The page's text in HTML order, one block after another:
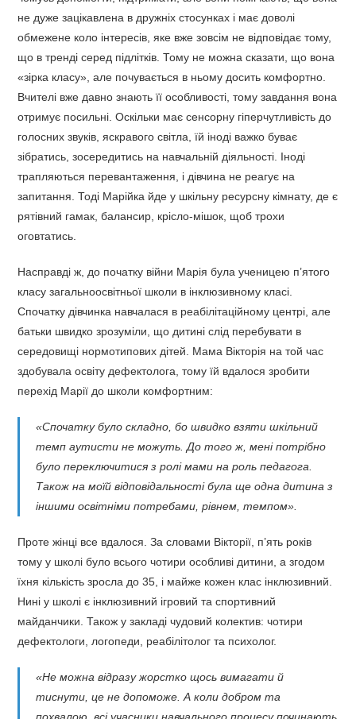
не дуже зацікавлена в дружніх стосунках і має доволі
обмежене коло інтересів, яке вже зовсім не відповідає тому,
що в тренді серед підлітків. Тому не можна сказати, що вона
«зірка класу», але почувається в ньому досить комфортно.
Вчителі вже давно знають її особливості, тому завдання вона
отримує посильні. Оскільки має сенсорну гіперчутливість до
голосних звуків, яскравого світла, їй іноді важко буває
зібратись, зосередитись на навчальній діяльності. Іноді
трапляються перевантаження, і дівчина не реагує на
запитання. Тоді Марійка йде у шкільну ресурсну кімнату, де є
рятівний гамак, балансир, крісло-мішок, щоб трохи
оговтатись.
Насправді ж, до початку війни Марія була ученицею п’ятого
класу загальноосвітньої школи в інклюзивному класі.
Спочатку дівчинка навчалася в реабілітаційному центрі, але
батьки швидко зрозуміли, що дитині слід перебувати в
середовищі нормотипових дітей. Мама Вікторія на той час
здобувала освіту дефектолога, тому їй вдалося зробити
перехід Марії до школи комфортним:
«Спочатку було складно, бо швидко взяти шкільний
темп аутисти не можуть. До того ж, мені потрібно
було переключитися з ролі мами на роль педагога.
Також на моїй відповідальності була ще одна дитина з
іншими освітніми потребами, рівнем, темпом».
Проте жінці все вдалося. За словами Вікторії, п’ять років
тому у школі було всього чотири особливі дитини, а згодом
їхня кількість зросла до 35, і майже кожен клас інклюзивний.
Нині у школі є інклюзивний ігровий та спортивний
майданчики. Також у закладі чудовий колектив: чотири
дефектологи, логопеди, реабілітолог та психолог.
«Не можна відразу жорстко щось вимагати й
тиснути, це не допоможе. А коли добром та